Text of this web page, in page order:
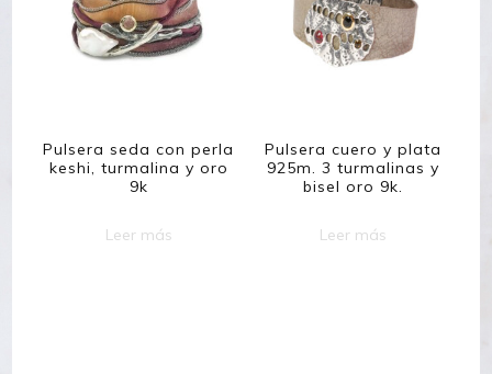
Pulsera seda con perla
keshi, turmalina y oro
9k
Leer más
Pulsera cuero y plata
925m. 3 turmalinas y
bisel oro 9k.
Leer más